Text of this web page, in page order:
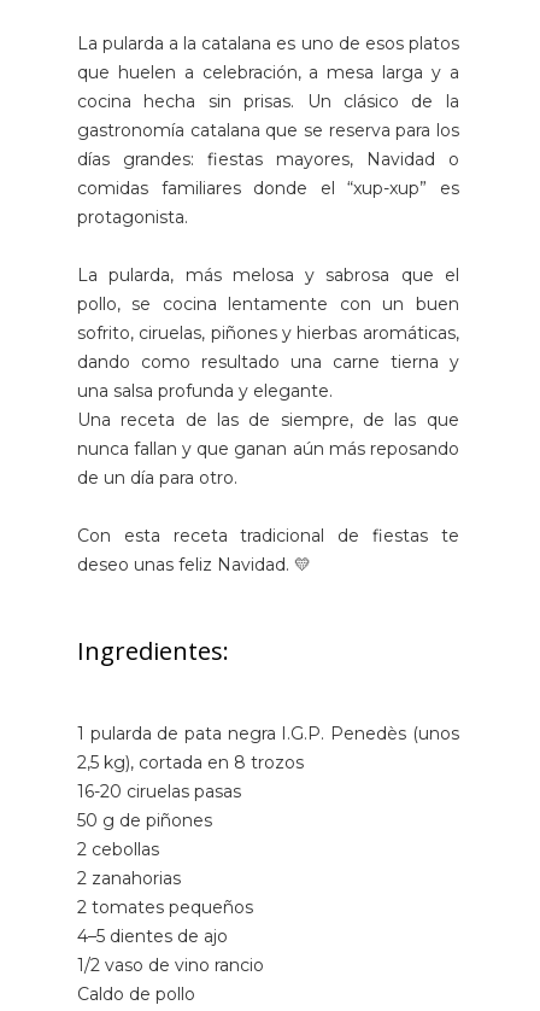
La pularda a la catalana es uno de esos platos
que huelen a celebración, a mesa larga y a
cocina hecha sin prisas. Un clásico de la
gastronomía catalana que se reserva para los
días grandes: fiestas mayores, Navidad o
comidas familiares donde el “xup-xup” es
protagonista.
La pularda, más melosa y sabrosa que el
pollo, se cocina lentamente con un buen
sofrito, ciruelas, piñones y hierbas aromáticas,
dando como resultado una carne tierna y
una salsa profunda y elegante.
Una receta de las de siempre, de las que
nunca fallan y que ganan aún más reposando
de un día para otro.
Con esta receta tradicional de fiestas te
deseo unas feliz Navidad. 💛
Ingredientes:
1 pularda de pata negra I.G.P. Penedès (unos
2,5 kg), cortada en 8 trozos
16-20 ciruelas pasas
50 g de piñones
2 cebollas
2 zanahorias
2 tomates pequeños
4–5 dientes de ajo
1/2 vaso de vino rancio
Caldo de pollo